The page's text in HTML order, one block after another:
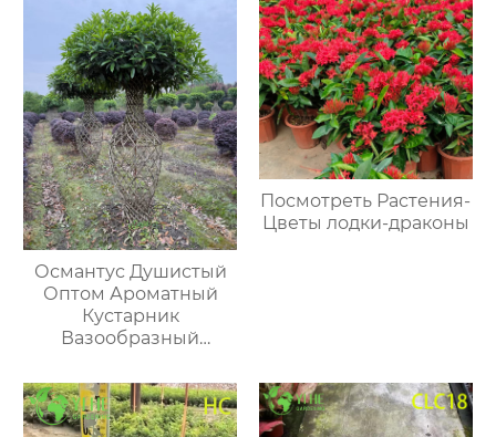
Османтус Душистый
Оптом Ароматный
Кустарник
Вазообразный
Посмотреть Растения-
Цветы лодки-драконы